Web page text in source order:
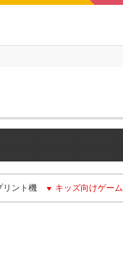
リント機 キッズ向けゲーム